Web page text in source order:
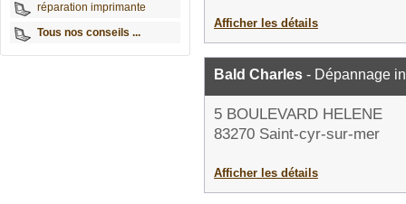
réparation imprimante
Tous nos conseils ...
Afficher les détails
Bald Charles - Dépannage
5 BOULEVARD HELENE
83270 Saint-cyr-sur-mer
Afficher les détails